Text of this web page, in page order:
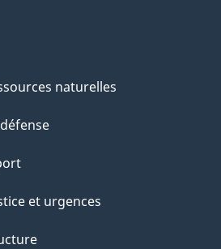
naturelles
et urgences